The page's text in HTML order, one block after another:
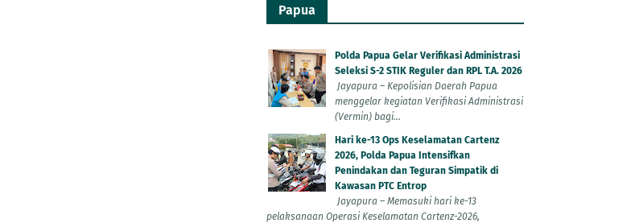
Papua
Polda Papua Gelar Verifikasi Administrasi
Seleksi S-2 STIK Reguler dan RPL T.A. 2026
Jayapura – Kepolisian Daerah Papua
menggelar kegiatan Verifikasi Administrasi
(Vermin) bagi...
Hari ke-13 Ops Keselamatan Cartenz
2026, Polda Papua Intensifkan
Penindakan dan Teguran Simpatik di
Kawasan PTC Entrop
Jayapura – Memasuki hari ke-13
pelaksanaan Operasi Keselamatan Cartenz-2026,